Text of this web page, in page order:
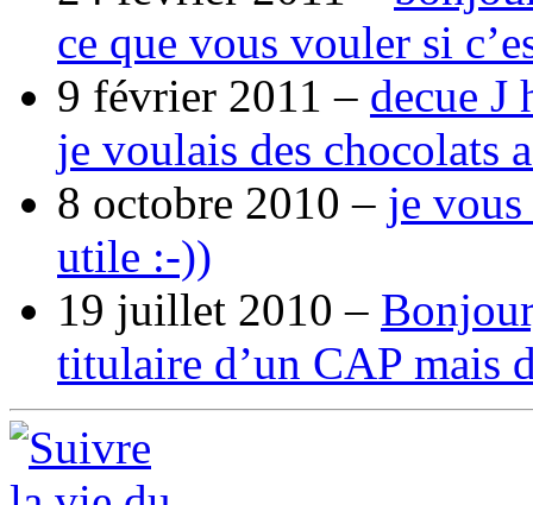
ce que vous vouler si
9 février 2011 – decue J
je voulais des chocolats
8 octobre 2010 – je
utile :-))
19 juillet 2010 –
titulaire d’un CAP mais